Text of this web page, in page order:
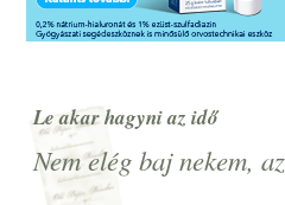
Le akar hagyni az idő
Nem elég baj nekem,